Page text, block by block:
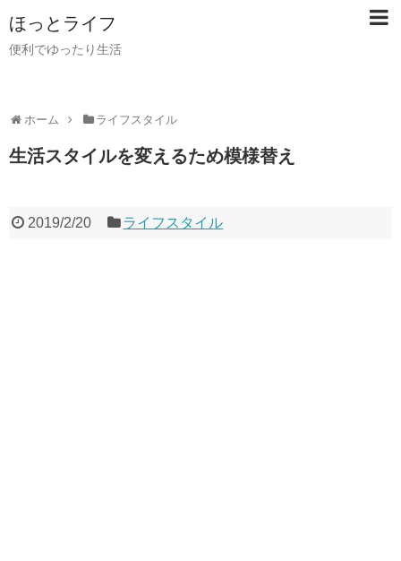
ほっとライフ
便利でゆったり生活
ホーム ライフスタイル
生活スタイルを変えるため模様替え
2019/2/20 ライフスタイル